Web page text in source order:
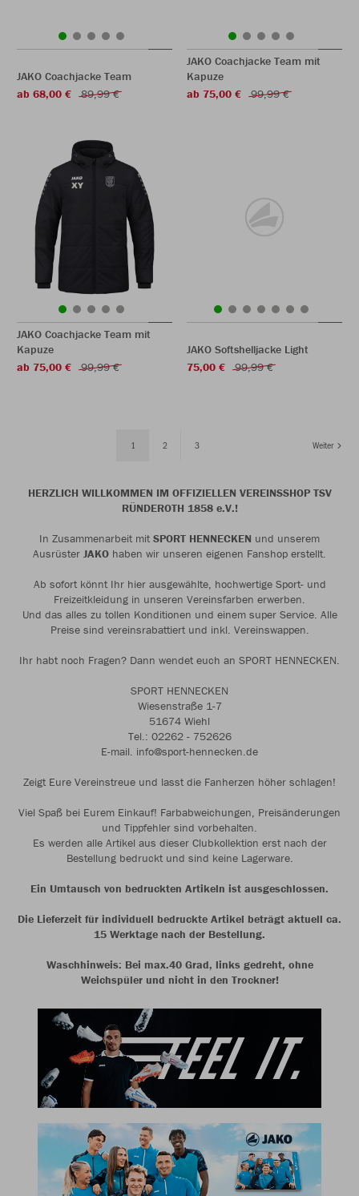
JAKO Coachjacke Team
ab 68,00 €
89,99 €
JAKO Coachjacke Team mit
Kapuze
ab 75,00 €
99,99 €
JAKO Coachjacke Team mit
Kapuze
ab 75,00 €
99,99 €
JAKO Softshelljacke Light
75,00 €
99,99 €
1 2 3 Weiter
HERZLICH WILLKOMMEN IM OFFIZIELLEN VEREINSSHOP TSV
RÜNDEROTH 1858 e.V.!
In Zusammenarbeit mit SPORT HENNECKEN und unserem
Ausrüster JAKO haben wir unseren eigenen Fanshop erstellt.
Ab sofort könnt Ihr hier ausgewählte, hochwertige Sport- und
Freizeitkleidung in unseren Vereinsfarben erwerben.
Und das alles zu tollen Konditionen und einem super Service. Alle
Preise sind vereinsrabattiert und inkl. Vereinswappen.
Ihr habt noch Fragen? Dann wendet euch an SPORT HENNECKEN.
SPORT HENNECKEN
Wiesenstraße 1-7
51674 Wiehl
Tel.: 02262 - 752626
E-mail. info@sport-hennecken.de
Zeigt Eure Vereinstreue und lasst die Fanherzen höher schlagen!
Viel Spaß bei Eurem Einkauf! Farbabweichungen, Preisänderungen
und Tippfehler sind vorbehalten.
Es werden alle Artikel aus dieser Clubkollektion erst nach der
Bestellung bedruckt und sind keine Lagerware.
Ein Umtausch von bedruckten Artikeln ist ausgeschlossen.
Die Lieferzeit für individuell bedruckte Artikel beträgt aktuell ca.
15 Werktage nach der Bestellung.
Waschhinweis: Bei max.40 Grad, links gedreht, ohne
Weichspüler und nicht in den Trockner!